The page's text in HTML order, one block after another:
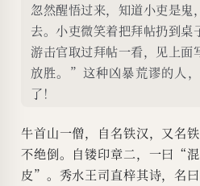
忽然醒悟过来，知道小吏是鬼
去。小吏微笑着把拜帖扔到桌
游击官取过拜帖一看，见上
放胜。”这种凶暴荒谬的人
了！
牛首山一僧，自名铁汉，又名
不绝倒。自镂印章二，一曰“
皮”。秀水王司直梓其诗，名